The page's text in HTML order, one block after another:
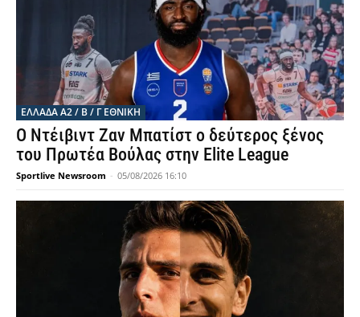
ΕΛΛΆΔΑ Α2 / Β / Γ ΕΘΝΙΚΉ
Ο Ντέιβιντ Ζαν Μπατίστ ο δεύτερος ξένος
του Πρωτέα Βούλας στην Elite League
Sportlive Newsroom - 05/08/2026 16:10